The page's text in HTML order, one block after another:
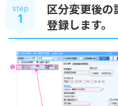
step
1
区分変更後の
登録します。